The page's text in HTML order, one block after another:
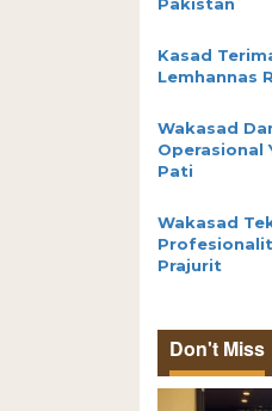
Kasad
Lemhannas
Wakasad
Operasional
Pati
Wakasad
Prajurit
Don't Miss